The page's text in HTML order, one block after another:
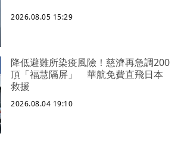
2026.08.05 15:29
降低避難所染疫風險！慈濟再急調200
頂「福慧隔屏」 華航免費直飛日本
救援
2026.08.04 19:10